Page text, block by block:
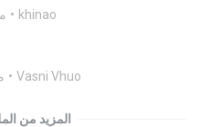
khinao
Vasni Vhuo
المزيد من